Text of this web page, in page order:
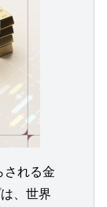
れる金
、世界